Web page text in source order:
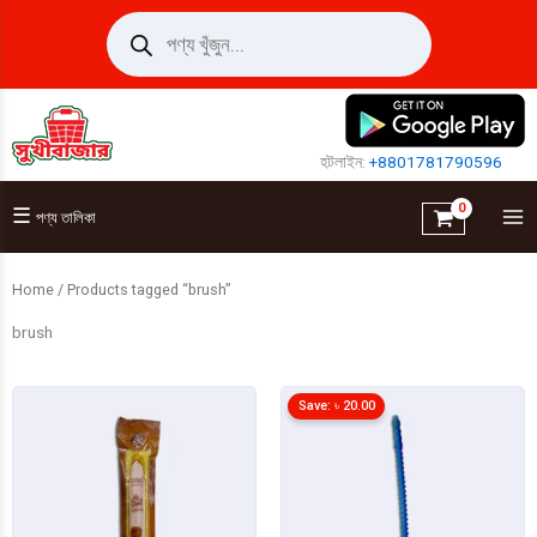
Products
search
হটলাইন:+8801781790596
☰ পণ্য তালিকা
Home / Products tagged “brush”
brush
Save: ৳ 20.00